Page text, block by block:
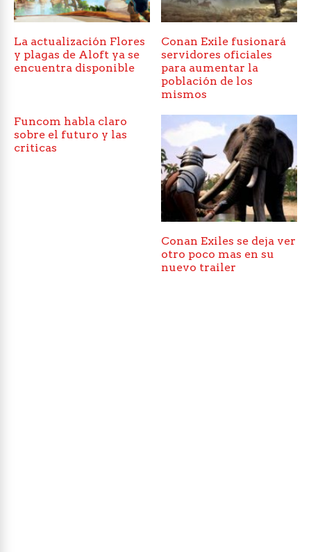
La actualización Flores
y plagas de Aloft ya se
encuentra disponible
Conan Exile fusionará
servidores oficiales
para aumentar la
población de los
mismos
Funcom habla claro
sobre el futuro y las
criticas
Conan Exiles se deja ver
otro poco mas en su
nuevo trailer